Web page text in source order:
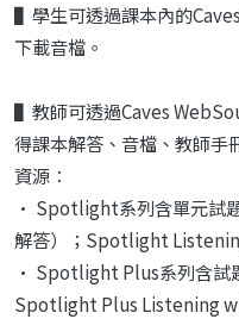
▌學生可透過課本內的
下載音檔。
▌教師可透過Caves
得課本解答、音檔、教師手
資源：
• Spotlight系列含單元試
解答）；Spotlight
• Spotlight Plus系列含試
Spotlight Plus Listening